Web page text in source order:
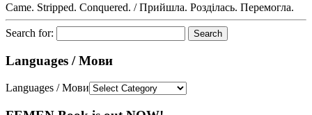
Came. Stripped. Conquered. / Прийшла. Розділась. Перемогла.
Search for:
Languages / Мови
Languages / Мови